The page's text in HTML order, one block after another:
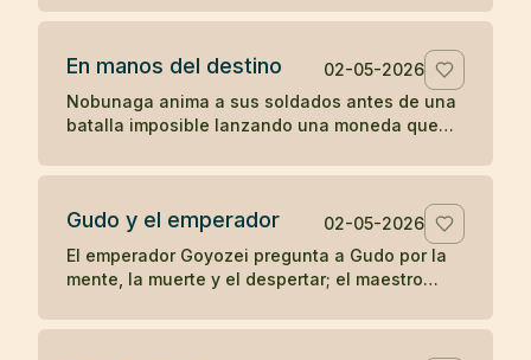
y dormir cuando tiene sueño.
En manos del destino
02-05-2026
Nobunaga anima a sus soldados antes de una
batalla imposible lanzando una moneda que
Gudo y el emperador
02-05-2026
El emperador Goyozei pregunta a Gudo por la
mente, la muerte y el despertar; el maestro
el emperador todavía no comprende.